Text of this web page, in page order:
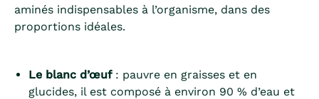
aminés indispensables à l’organisme, dans des
proportions idéales.
Le blanc d’œuf: pauvre en graisses et en
glucides, il est composé à environ 90 % d’eau et